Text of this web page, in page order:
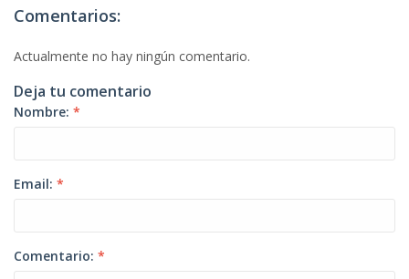
Comentarios:
Actualmente no hay ningún comentario.
Deja tu comentario
Nombre: *
Email: *
Comentario: *